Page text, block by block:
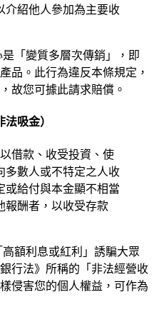
介紹他人參加為主要收
「變質多層次傳銷」，即
品。此行為違反本條規定，
故您可據此請求賠償。
法吸金）
借款、收受投資、使
多數人或不特定之人收
或給付與本金顯不相當
報酬者，以收受存款
額利息或紅利」誘騙大眾
行法》所稱的「非法經營收
侵害您的個人權益，可作為